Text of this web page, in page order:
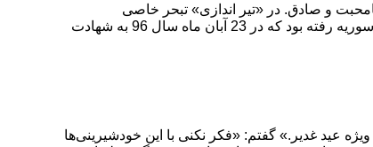
است. وی متولد 9 اسفند سال 1366 در تهران بود؛ جوانی باهوش، بامحبت و صادق. در «تیر اندازی» تبحر خاصی
داشت.دوره‌های مختلف «راپل»، «غواصی» و «پاراگلایدر» را با موفقیت طی کرده بود. مرتبه دوم برای دفاع از حریم اهل بیت (علیهم السلام) به سوریه رفته بود که در 23 آبان ماه سال 96 به شهادت
عید غدیر.» گفتم: «فکر نکنی با این خودشیرینی‌ها